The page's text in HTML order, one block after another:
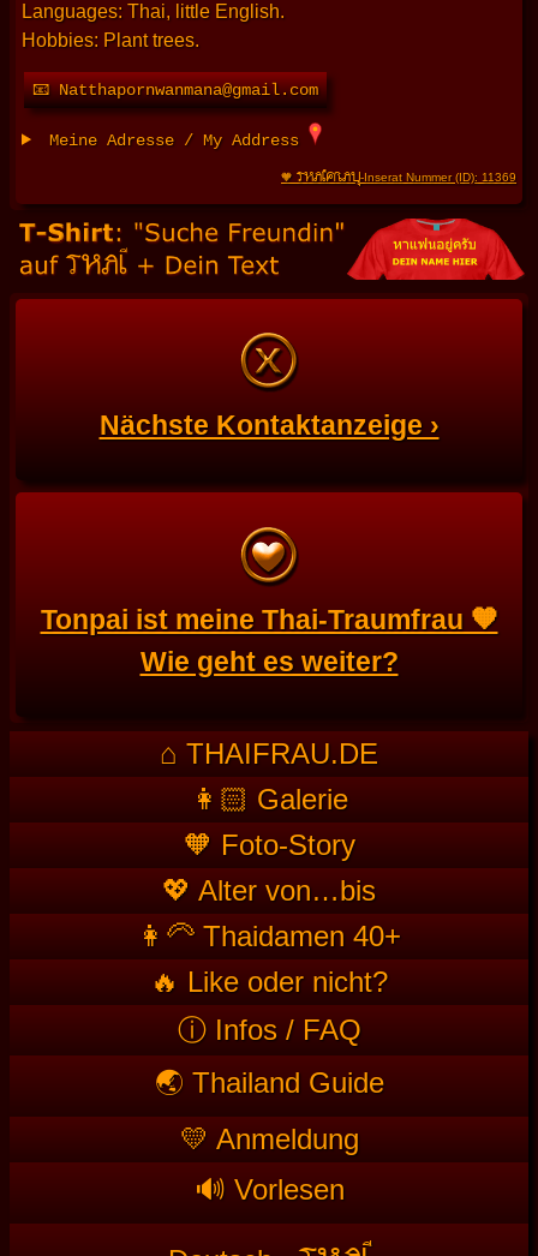
Languages: Thai, little English.
Hobbies: Plant trees.
📧 Natthapornwanmana@gmail.com
Meine Adresse / My Address
🧡 THAIFRAU-Inserat Nummer (ID): 11369
Nächste Kontaktanzeige ›
Tonpai ist meine Thai-Traumfrau 🧡
Wie geht es weiter?
⌂ THAIFRAU.DE
👩🏻 Galerie
🧡 Foto-Story
💖 Alter von…bis
👩‍🦳 Thaidamen 40+
🔥 Like oder nicht?
ⓘ Infos / FAQ
🌏 Thailand Guide
💛 Anmeldung
🔊 Vorlesen